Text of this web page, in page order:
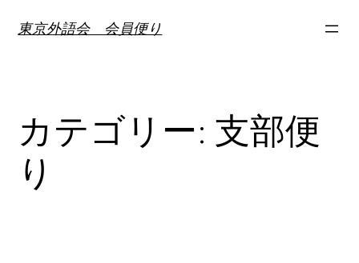
東京外語会 会員便り
カテゴリー: 支部便
り